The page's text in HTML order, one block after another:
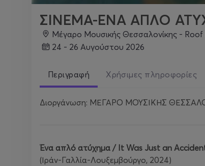
ΣΙΝΕΜΑ-ΕΝΑ ΑΠΛΟ
Μέγαρο Μουσικής Θεσσαλονίκης - Roof M2,
24 - 26 Αυγούστου 2026
Περιγραφή Χρήσιμες πληροφορίες
Διοργάνωση: ΜΕΓΑΡΟ ΜΟΥΣΙΚΗΣ
Ένα απλό ατύχημα / It Was Just an
(Ιράν-Γαλλία-Λουξεμβούργο, 2024)